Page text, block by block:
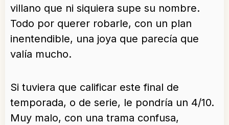
villano que ni siquiera supe su nombre.
Todo por querer robarle, con un plan
inentendible, una joya que parecía que
valía mucho.
Si tuviera que calificar este final de
temporada, o de serie, le pondría un 4/10.
Muy malo, con una trama confusa,